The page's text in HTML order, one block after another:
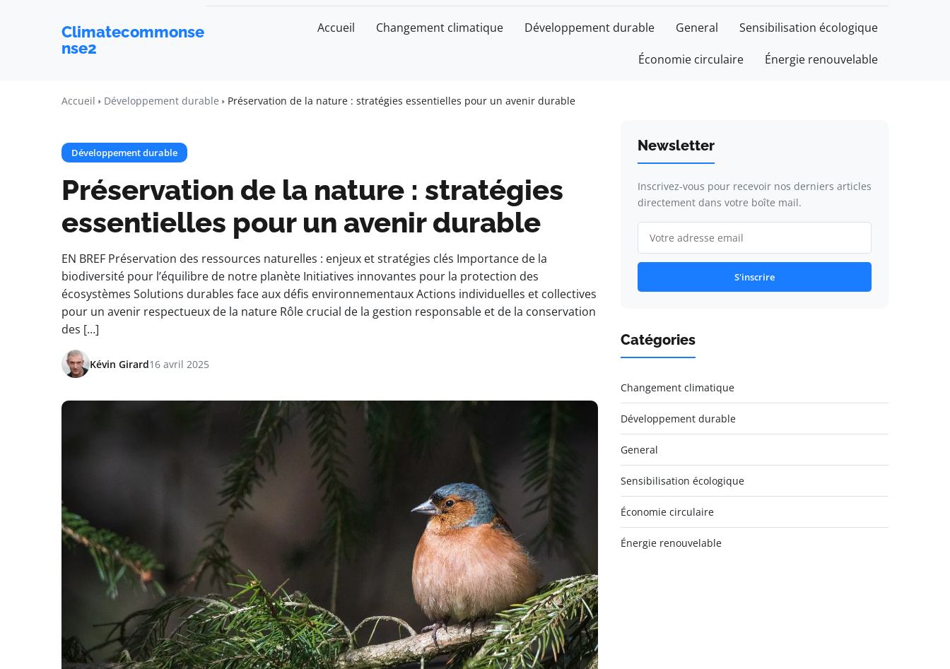
Climatecommonse
nse2
Accueil Changement climatique Développement durable General Sensibilisation écologique
Économie circulaire Énergie renouvelable
Accueil Développement durable Préservation de la nature : stratégies essentielles pour un avenir durable
Développement durable
Préservation de la nature : stratégies
essentielles pour un avenir durable
EN BREF Préservation des ressources naturelles : enjeux et stratégies clés Importance de la
biodiversité pour l’équilibre de notre planète Initiatives innovantes pour la protection des
écosystèmes Solutions durables face aux défis environnementaux Actions individuelles et collectives
pour un avenir respectueux de la nature Rôle crucial de la gestion responsable et de la conservation
des […]
Kévin Girard16 avril 2025
Newsletter
Inscrivez-vous pour recevoir nos derniers articles
directement dans votre boîte mail.
S'inscrire
Catégories
Changement climatique
Développement durable
General
Sensibilisation écologique
Économie circulaire
Énergie renouvelable